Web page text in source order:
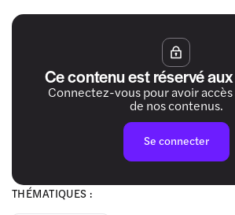
THÉMATIQUES :
Ce contenu est réservé
Connectez-vous pour avoir accès
de nos contenus.
Se connecter